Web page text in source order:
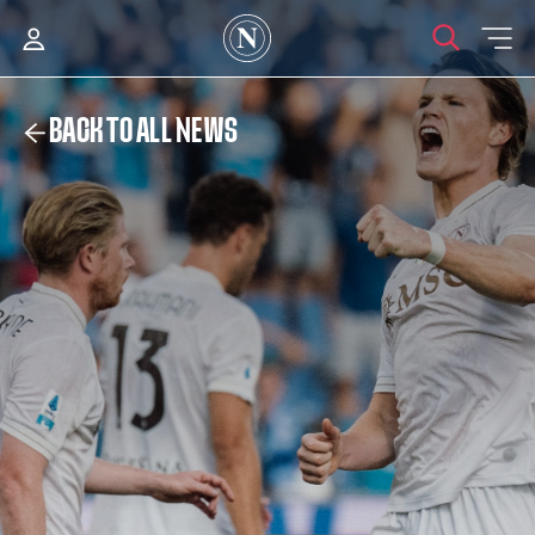
BACK TO ALL NEWS